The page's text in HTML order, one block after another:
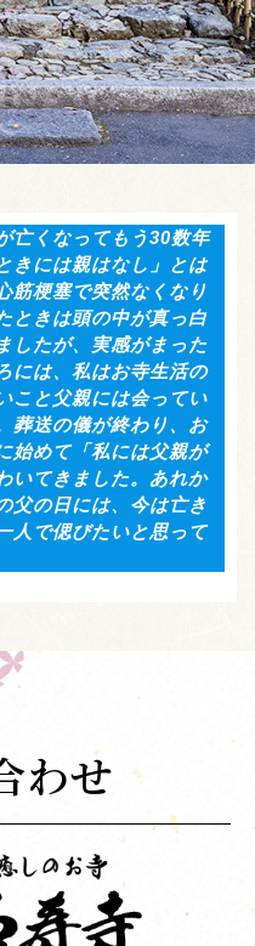
亡くなってもう30数年
きには親はなし」とは
筋梗塞で突然なくなり
ときは頭の中が真っ白
したが、実感がまった
には、私はお寺生活の
こと父親には会ってい
葬送の儀が終わり、お
始めて「私には父親が
いてきました。あれか
父の日には、今は亡き
人で偲びたいと思って
わせ